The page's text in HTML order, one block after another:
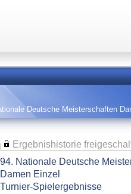
Deutsche Meisterschaften
Ergebnishistorie
94. Nationale Deutsche
Damen Einzel
Turnier-Spielergebnisse